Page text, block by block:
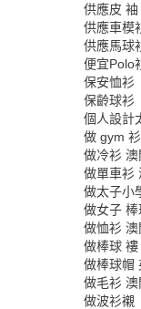
供應皮
供應車模
供應馬球
便宜Polo
保安恤衫
保齡球衫
個人設計
做 gym 衫
做冷衫 澳
做單車衫
做太子小
做女子
做恤衫 澳
做棒球
做棒球帽
做毛衫 澳
做波衫襯